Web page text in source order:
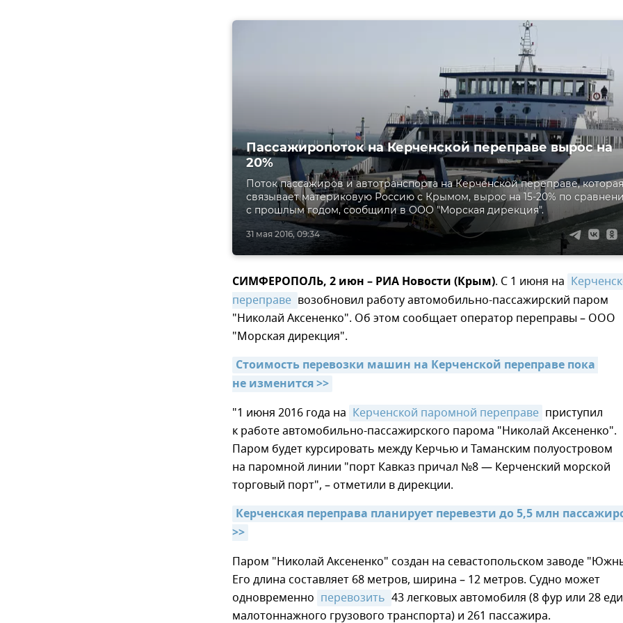
31 мая 2016, 09:34
Пассажиропоток на Керченской переправе вырос на
20%
Поток пассажиров и автотранспорта на Керченской переправе, которая
связывает материковую Россию с Крымом, вырос на 15-20% по
с прошлым годом, сообщили в ООО "Морская дирекция".
СИМФЕРОПОЛЬ, 2 июн – РИА Новости (Крым). С 1 июня на
переправе возобновил работу автомобильно-пассажирский паром
"Николай Аксененко". Об этом сообщает оператор переправы – ООО
"Морская дирекция".
Стоимость перевозки машин на Керченской переправе пока
не изменится >>
"1 июня 2016 года на Керченской паромной переправе приступил
к работе автомобильно-пассажирского парома "Николай Аксененко".
Паром будет курсировать между Керчью и Таманским полуостровом
на паромной линии "порт Кавказ причал №8 — Керченский морской
торговый порт", – отметили в дирекции.
Керченская переправа планирует перевезти до 5,5 млн
>>
Паром "Николай Аксененко" создан на севастопольском заводе
Его длина составляет 68 метров, ширина – 12 метров. Судно может
одновременно перевозить 43 легковых автомобиля (8 фур или 28
малотоннажного грузового транспорта) и 261 пассажира.